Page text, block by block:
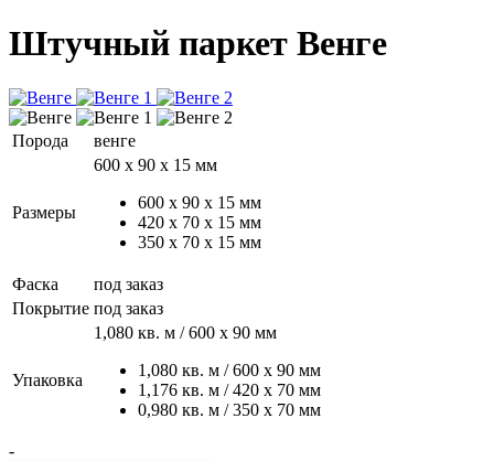
Штучный паркет Венге
Порода венге
Размеры
600 х 90 х 15 мм
600 х 90 х 15 мм
420 x 70 x 15 мм
350 х 70 х 15 мм
Фаска
под заказ
Покрытие под заказ
Упаковка
1,080 кв. м / 600 х 90 мм
1,080 кв. м / 600 х 90 мм
1,176 кв. м / 420 х 70 мм
0,980 кв. м / 350 х 70 мм
-